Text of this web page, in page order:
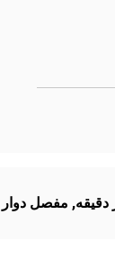
, مفصل دوار